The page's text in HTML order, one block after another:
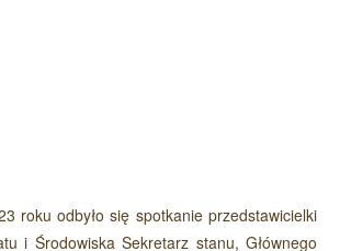
roku odbyło się spotkanie przedstawicielki
i Środowiska Sekretarz stanu, Głównego